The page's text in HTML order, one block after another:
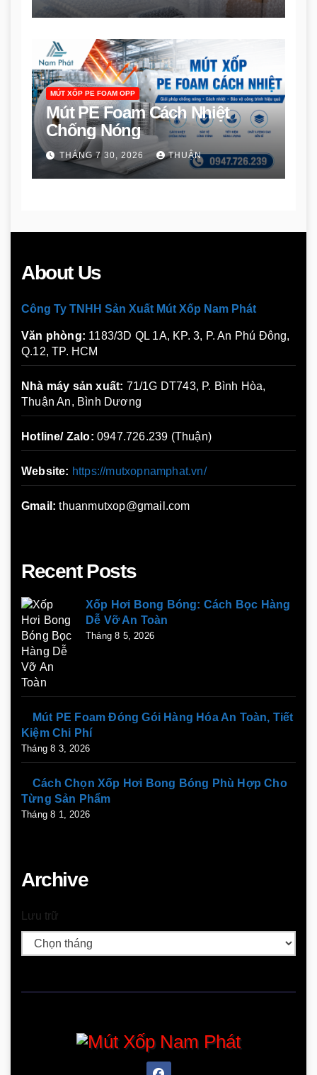
MÚT XỐP PE FOAM OPP
Mút PE Foam Cách Nhiệt
Chống Nóng
THÁNG 7 30, 2026 THUẬN
About Us
Công Ty TNHH Sản Xuất Mút Xốp Nam Phát
Văn phòng: 1183/3D QL 1A, KP. 3, P. An Phú Đông,
Q.12, TP. HCM
Nhà máy sản xuất: 71/1G DT743, P. Bình Hòa,
Thuận An, Bình Dương
Hotline/ Zalo: 0947.726.239 (Thuận)
Website: https://mutxopnamphat.vn/
Gmail:thuanmutxop@gmail.com
Recent Posts
Xốp Hơi Bong Bóng: Cách Bọc Hàng
Dễ Vỡ An Toàn
Tháng 8 5, 2026
Mút PE Foam Đóng Gói Hàng Hóa An Toàn, Tiết
Kiệm Chi Phí
Tháng 8 3, 2026
Cách Chọn Xốp Hơi Bong Bóng Phù Hợp Cho
Từng Sản Phẩm
Tháng 8 1, 2026
Archive
Lưu trữ